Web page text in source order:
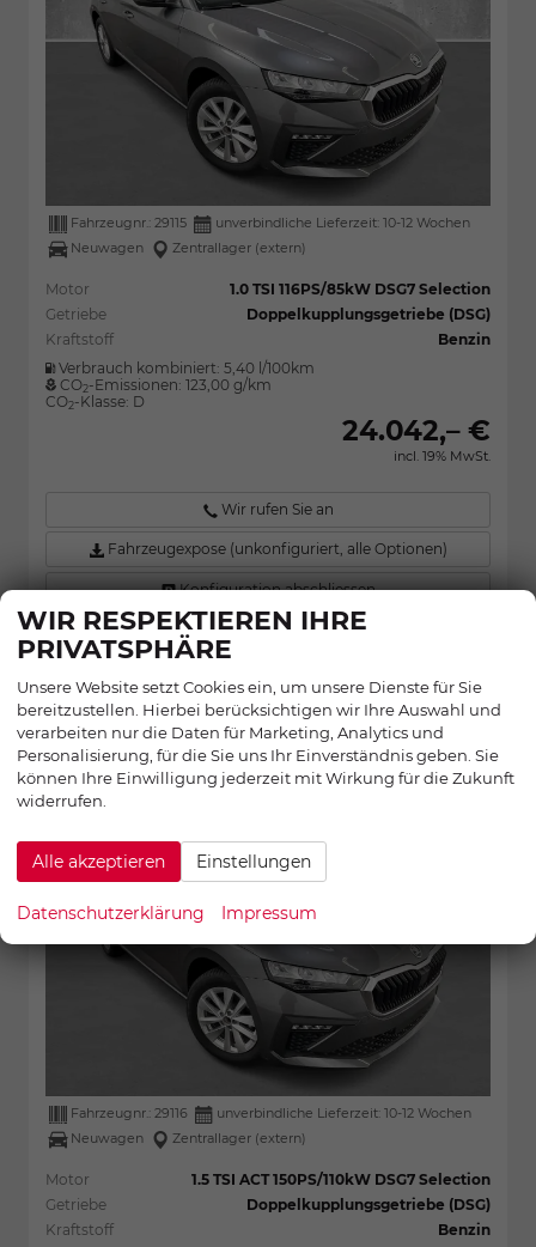
Fahrzeugnr.: 29115
unverbindliche Lieferzeit: 10-12 Wochen
Neuwagen
Zentrallager (extern)
Motor
1.0 TSI 116PS/85kW DSG7 Selection
Getriebe
Doppelkupplungsgetriebe (DSG)
Kraftstoff
Benzin
Verbrauch kombiniert: 5,40 l/100km
CO2-Emissionen: 123,00 g/km
CO2-Klasse: D
24.042,– €
incl. 19% MwSt.
Wir rufen Sie an
Fahrzeugexpose (unkonfiguriert, alle Optionen)
Konfiguration abschliessen
SKODA SCALA
Selection 1.5 TSI ACT 150PS/110kW DSG7
2027
Fahrzeugnr.: 29116
unverbindliche Lieferzeit: 10-12 Wochen
Neuwagen
Zentrallager (extern)
Motor
1.5 TSI ACT 150PS/110kW DSG7 Selection
Getriebe
Doppelkupplungsgetriebe (DSG)
Kraftstoff
Benzin
WIR RESPEKTIEREN IHRE
PRIVATSPHÄRE
Unsere Website setzt Cookies ein, um unsere Dienste für Sie
bereitzustellen. Hierbei berücksichtigen wir Ihre Auswahl und
verarbeiten nur die Daten für Marketing, Analytics und
Personalisierung, für die Sie uns Ihr Einverständnis geben. Sie
können Ihre Einwilligung jederzeit mit Wirkung für die Zukunft
widerrufen.
Alle akzeptieren Einstellungen
Datenschutzerklärung Impressum